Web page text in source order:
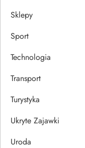
Sklepy
Sport
Technologia
Transport
Turystyka
Ukryte Zajawki
Uroda